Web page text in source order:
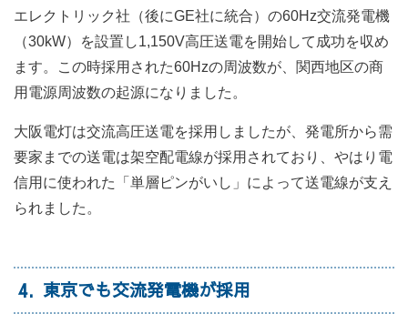
エレクトリック社（後にGE社に統合）の60Hz交流発電機
（30kW）を設置し1,150V高圧送電を開始して成功を収め
ます。この時採用された60Hzの周波数が、関西地区の商
用電源周波数の起源になりました。
大阪電灯は交流高圧送電を採用しましたが、発電所から需
要家までの送電は架空配電線が採用されており、やはり電
信用に使われた「単層ピンがいし」によって送電線が支え
られました。
4 東京でも交流発電機が採用